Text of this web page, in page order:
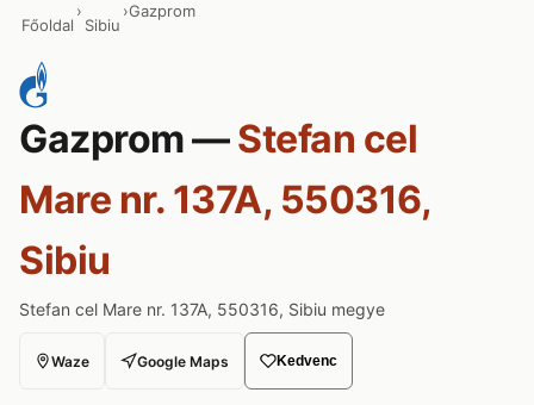
Főoldal
›
Sibiu
›Gazprom
Gazprom —Stefan cel
Mare nr. 137A, 550316,
Sibiu
Stefan cel Mare nr. 137A, 550316, Sibiu megye
Waze Google Maps Kedvenc